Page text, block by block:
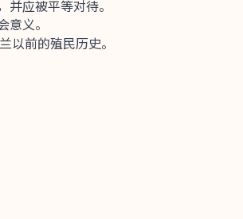
应被平等对待。
义。
前的殖民历史。